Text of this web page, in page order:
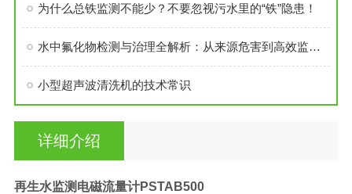
为什么总铁监测不能少？不要忽视污水里的“铁”隐患！
水中氟化物检测与治理全解析：从来源危害到高效监测方案
小型超声波清洗机的技术常识
详细介绍
再生水监测电磁流量计PSTAB500